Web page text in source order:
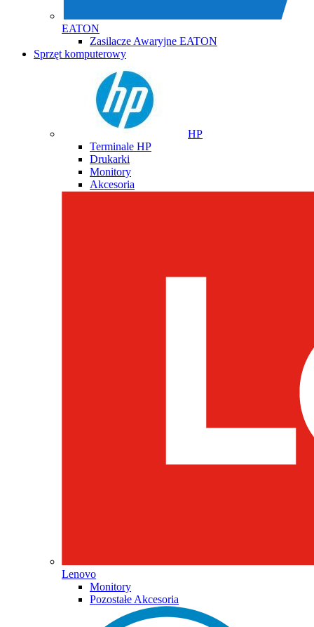
EATON
Zasilacze Awaryjne EATON
Sprzęt komputerowy
HP
Terminale HP
Drukarki
Monitory
Akcesoria
Lenovo
Monitory
Pozostałe Akcesoria